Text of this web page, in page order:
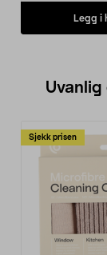
Legg i
Sjekk prisen